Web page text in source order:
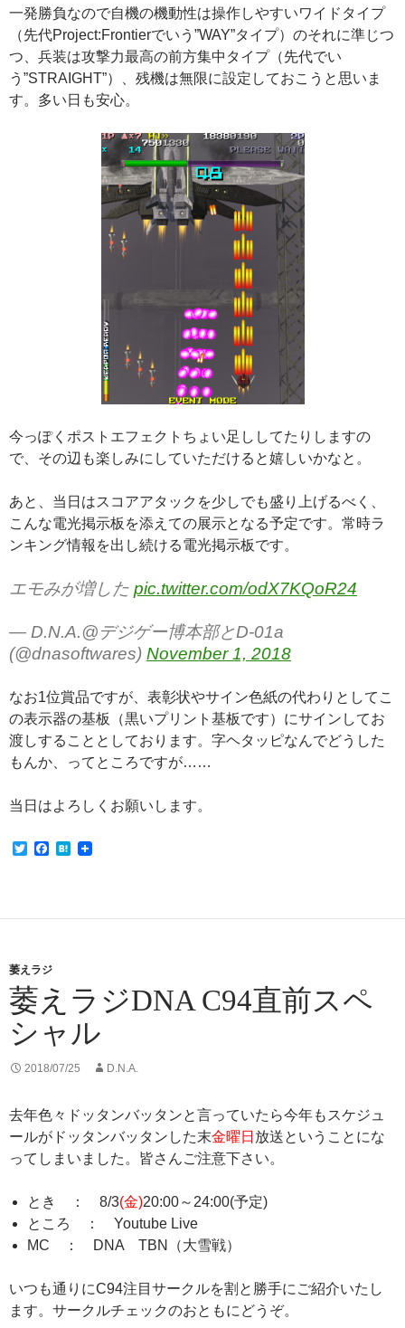
一発勝負なので自機の機動性は操作しやすいワイドタイプ
（先代Project:Frontierでいう”WAY”タイプ）のそれに準じつ
つ、兵装は攻撃力最高の前方集中タイプ（先代でい
う”STRAIGHT”）、残機は無限に設定しておこうと思いま
す。多い日も安心。
今っぽくポストエフェクトちょい足ししてたりしますの
で、その辺も楽しみにしていただけると嬉しいかなと。
あと、当日はスコアアタックを少しでも盛り上げるべく、
こんな電光掲示板を添えての展示となる予定です。常時ラ
ンキング情報を出し続ける電光掲示板です。
エモみが増した pic.twitter.com/odX7KQoR24
— D.N.A.@デジゲー博本部とD-01a
(@dnasoftwares) November 1, 2018
なお1位賞品ですが、表彰状やサイン色紙の代わりとしてこ
の表示器の基板（黒いプリント基板です）にサインしてお
渡しすることとしております。字ヘタッピなんでどうした
もんか、ってところですが……
当日はよろしくお願いします。
T
e
F
o
H
a
萎えラジ
萎えラジDNA C94直前スペ
シャル
2018/07/25 D.N.A.
去年色々ドッタンバッタンと言っていたら今年もスケジュ
ールがドッタンバッタンした末金曜日 放送ということにな
ってしまいました。皆さんご注意下さい。
とき ： 8/3(金)20:00～24:00(予定)
ところ ： Youtube Live
MC ： DNA TBN（大雪戦）
いつも通りにC94注目サークルを割と勝手にご紹介いたし
ます。サークルチェックのおともにどうぞ。